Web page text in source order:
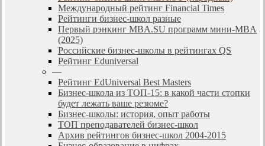
Международный рейтинг Financial Times
Рейтинги бизнес-школ разные
Первый рэнкинг MBA.SU программ мини-MBA
(2025)
Российские бизнес-школы в рейтингах QS
Рейтинг Eduniversal
—
Рейтинг EdUniversal Best Masters
Бизнес-школа из ТОП-15: в какой части стопки
будет лежать ваше резюме?
Бизнес-школы: история, опыт работы
ТОП преподавателей бизнес-школ
Архив рейтингов бизнес-школ 2004-2015